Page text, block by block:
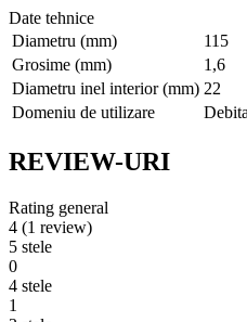
Date tehnice
Diametru (mm)
115
Grosime (mm)
1,6
Diametru inel interior (mm) 22
Domeniu de utilizare
REVIEW-URI
Rating general
4 (1 review)
5 stele
0
4 stele
1